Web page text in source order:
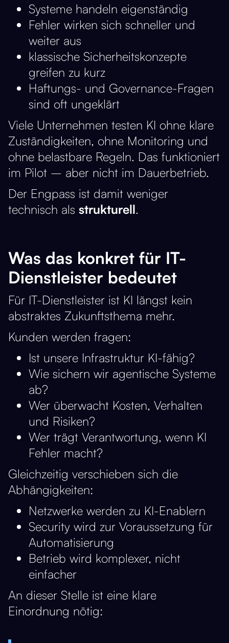
Systeme handeln eigenständig
Fehler wirken sich schneller und
weiter aus
klassische Sicherheitskonzepte
greifen zu kurz
Haftungs- und Governance-Fragen
sind oft ungeklärt
Viele Unternehmen testen KI ohne klare
Zuständigkeiten, ohne Monitoring und
ohne belastbare Regeln. Das funktioniert
im Pilot – aber nicht im Dauerbetrieb.
Der Engpass ist damit weniger
technisch als strukturell.
Was das konkret für IT-
Dienstleister bedeutet
Für IT-Dienstleister ist KI längst kein
abstraktes Zukunftsthema mehr.
Kunden werden fragen:
Ist unsere Infrastruktur KI-fähig?
Wie sichern wir agentische Systeme
ab?
Wer überwacht Kosten, Verhalten
und Risiken?
Wer trägt Verantwortung, wenn KI
Fehler macht?
Gleichzeitig verschieben sich die
Abhängigkeiten:
Netzwerke werden zu KI-Enablern
Security wird zur Voraussetzung für
Automatisierung
Betrieb wird komplexer, nicht
einfacher
An dieser Stelle ist eine klare
Einordnung nötig: